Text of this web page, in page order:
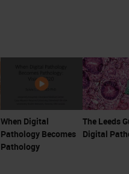
When Digital
Pathology Becomes
Pathology
The Leeds
Digital